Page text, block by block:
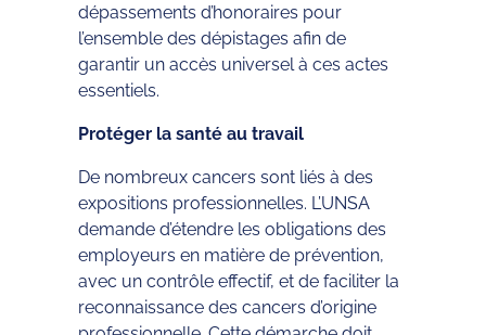
dépassements d’honoraires pour
l’ensemble des dépistages afin de
garantir un accès universel à ces actes
essentiels.
Protéger la santé au travail
De nombreux cancers sont liés à des
expositions professionnelles. L’UNSA
demande d’étendre les obligations des
employeurs en matière de prévention,
avec un contrôle effectif, et de faciliter la
reconnaissance des cancers d’origine